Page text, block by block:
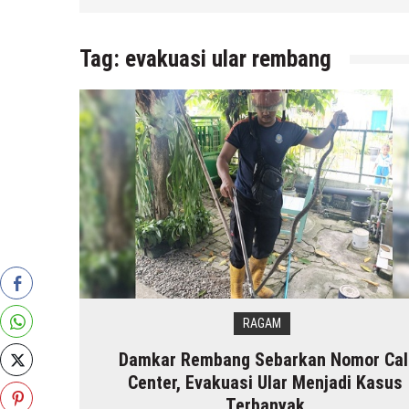
Tag: evakuasi ular rembang
RAGAM
Damkar Rembang Sebarkan Nomor
Center, Evakuasi Ular Menjadi Kasus